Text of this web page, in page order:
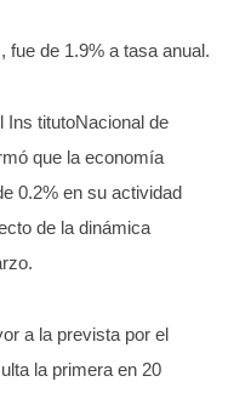
de 1.9% a tasa anual.
Ins titutoNacional de
que la economía
0.2% en su actividad
de la dinámica
a la prevista por el
la primera en 20